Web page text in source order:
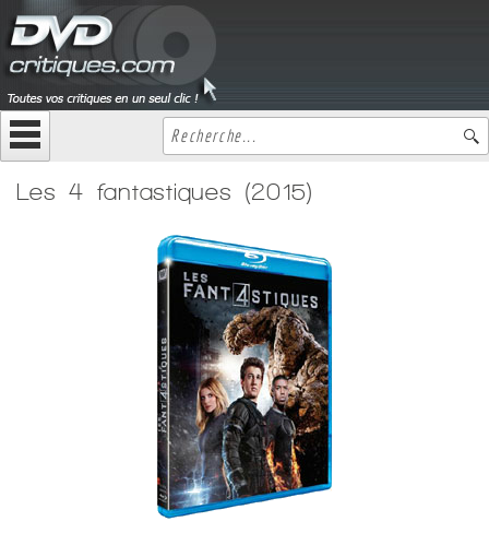
Les 4 fantastiques (2015)